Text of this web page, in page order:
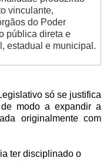
vinculante,
do Poder
pública direta e
estadual e municipal.
só se justifica
modo a expandir a
originalmente com
ter disciplinado o